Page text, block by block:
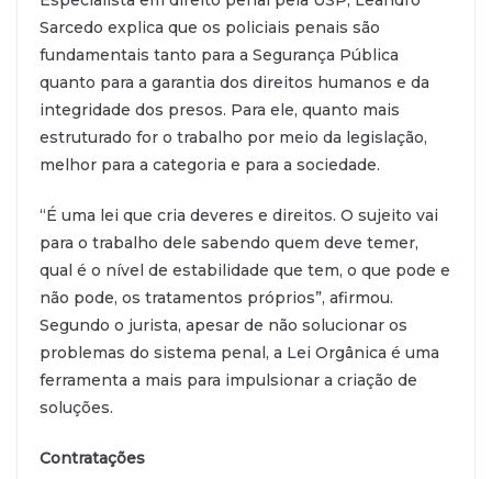
Sarcedo explica que os policiais penais são
fundamentais tanto para a Segurança Pública
quanto para a garantia dos direitos humanos e da
integridade dos presos. Para ele, quanto mais
estruturado for o trabalho por meio da legislação,
melhor para a categoria e para a sociedade.
“É uma lei que cria deveres e direitos. O sujeito vai
para o trabalho dele sabendo quem deve temer,
qual é o nível de estabilidade que tem, o que pode e
não pode, os tratamentos próprios”, afirmou.
Segundo o jurista, apesar de não solucionar os
problemas do sistema penal, a Lei Orgânica é uma
ferramenta a mais para impulsionar a criação de
soluções.
Contratações